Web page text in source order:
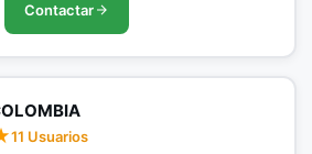
Contactar
11 Usuarios